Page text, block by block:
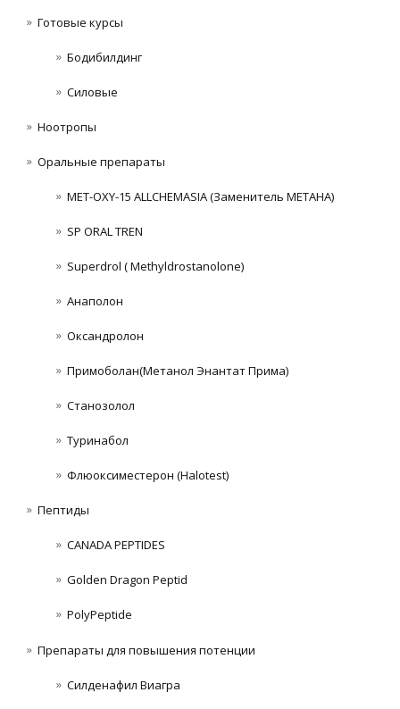
Готовые курсы
Бодибилдинг
Силовые
Ноотропы
Оральные препараты
MET-OXY-15 ALLCHEMASIA (Заменитель МЕТАНА)
SP ORAL TREN
Superdrol ( Methyldrostanolone)
Анаполон
Оксандролон
Примоболан(Метанол Энантат Прима)
Станoзолол
Туринабол
Флюоксиместерон (Halotest)
Пептиды
CANADA PEPTIDES
Golden Dragon Peptid
PolyPeptide
Препараты для повышения потенции
Силденафил Виагра